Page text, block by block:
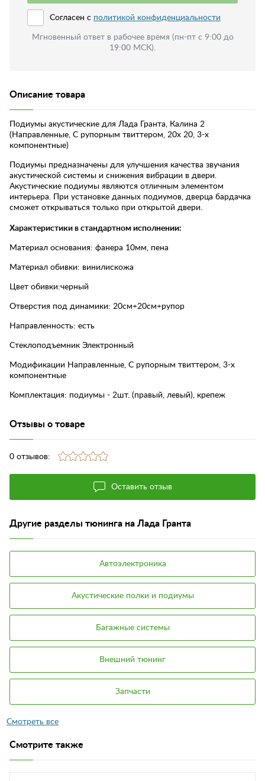
Согласен с политикой конфиденциальности
Мгновенный ответ в рабочее время (пн-пт с 9:00 до
19:00 МСК).
Описание товара
Подиумы акустические для Лада Гранта, Калина 2
(Направленные, С рупорным твиттером, 20х 20, 3-х
компонентные)
Подиумы предназначены для улучшения качества звучания
акустической системы и снижения вибрации в двери.
Акустические подиумы являются отличным элементом
интерьера. При установке данных подиумов, дверца бардачка
сможет открываться только при открытой двери.
Характеристики в стандартном исполнении:
Материал основания: фанера 10мм, пена
Материал обивки: винилискожа
Цвет обивки:черный
Отверстия под динамики: 20см+20см+рупор
Направленность: есть
Стеклоподъемник Электронный
Модификации Направленные, С рупорным твиттером, 3-х
компонентные
Комплектация: подиумы - 2шт. (правый, левый), крепеж
Отзывы о товаре
0 отзывов:
Оставить отзыв
Другие разделы тюнинга на Лада Гранта
Автоэлектроника
Акустические полки и подиумы
Багажные системы
Внешний тюнинг
Запчасти
Смотрите также